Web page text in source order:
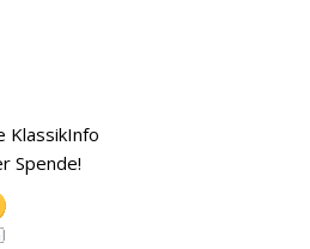
KlassikInfo
Spende!